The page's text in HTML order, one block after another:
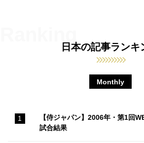
日本の記事ランキ
Monthly
【侍ジャパン】2006年・第1回
試合結果